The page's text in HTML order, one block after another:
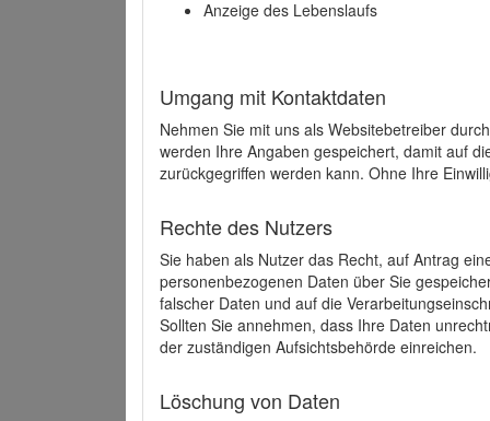
Anzeige des Lebenslaufs
Umgang mit Kontaktdaten
Nehmen Sie mit uns als Websitebetreiber
werden Ihre Angaben gespeichert, damit auf
zurückgegriffen werden kann. Ohne Ihre
Rechte des Nutzers
Sie haben als Nutzer das Recht, auf Antrag
personenbezogenen Daten über Sie
falscher Daten und auf die
Sollten Sie annehmen, dass Ihre Daten
der zuständigen Aufsichtsbehörde einreichen.
Löschung von Daten